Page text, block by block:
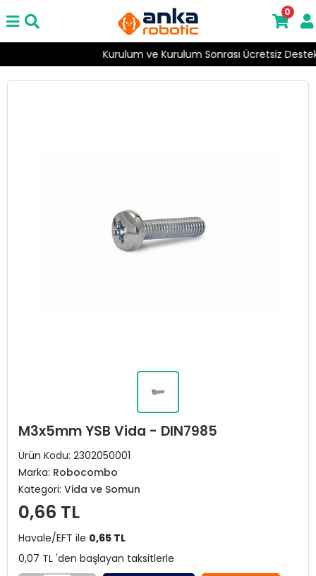
Kurulum ve Kurulum Sonrası Ücretsiz Destek
0
M3x5mm YSB Vida - DIN7985
Ürün Kodu: 2302050001
Marka: Robocombo
Kategori: Vida ve Somun
0,66 TL
Havale/EFT ile 0,65 TL
0,07 TL 'den başlayan taksitlerle